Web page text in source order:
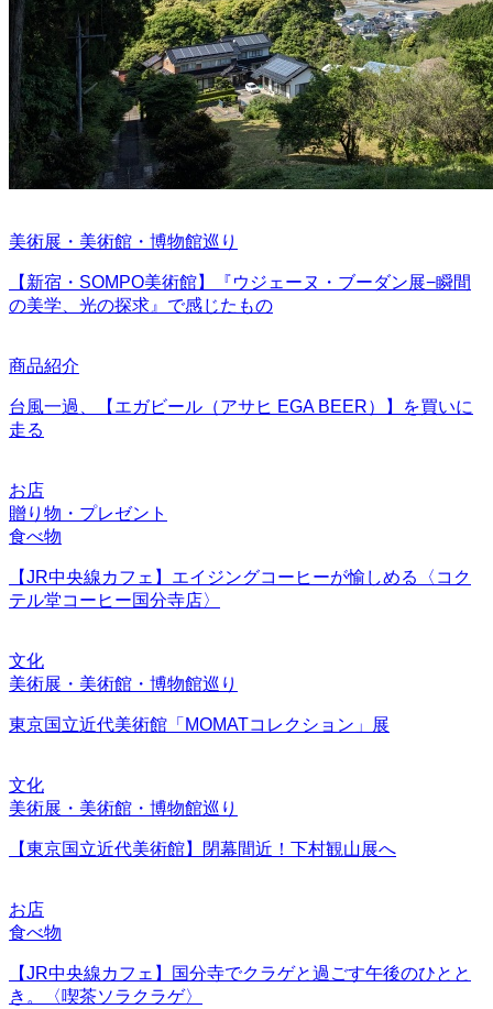
美術展・美術館・博物館巡り
【新宿・SOMPO美術館】『ウジェーヌ・ブーダン展−瞬間
の美学、光の探求』で感じたもの
商品紹介
台風一過、【エガビール（アサヒ EGA BEER）】を買いに
走る
お店
贈り物・プレゼント
食べ物
【JR中央線カフェ】エイジングコーヒーが愉しめる〈コク
テル堂コーヒー国分寺店〉
文化
美術展・美術館・博物館巡り
東京国立近代美術館「MOMATコレクション」展
文化
美術展・美術館・博物館巡り
【東京国立近代美術館】閉幕間近！下村観山展へ
お店
食べ物
【JR中央線カフェ】国分寺でクラゲと過ごす午後のひとと
き。〈喫茶ソラクラゲ〉